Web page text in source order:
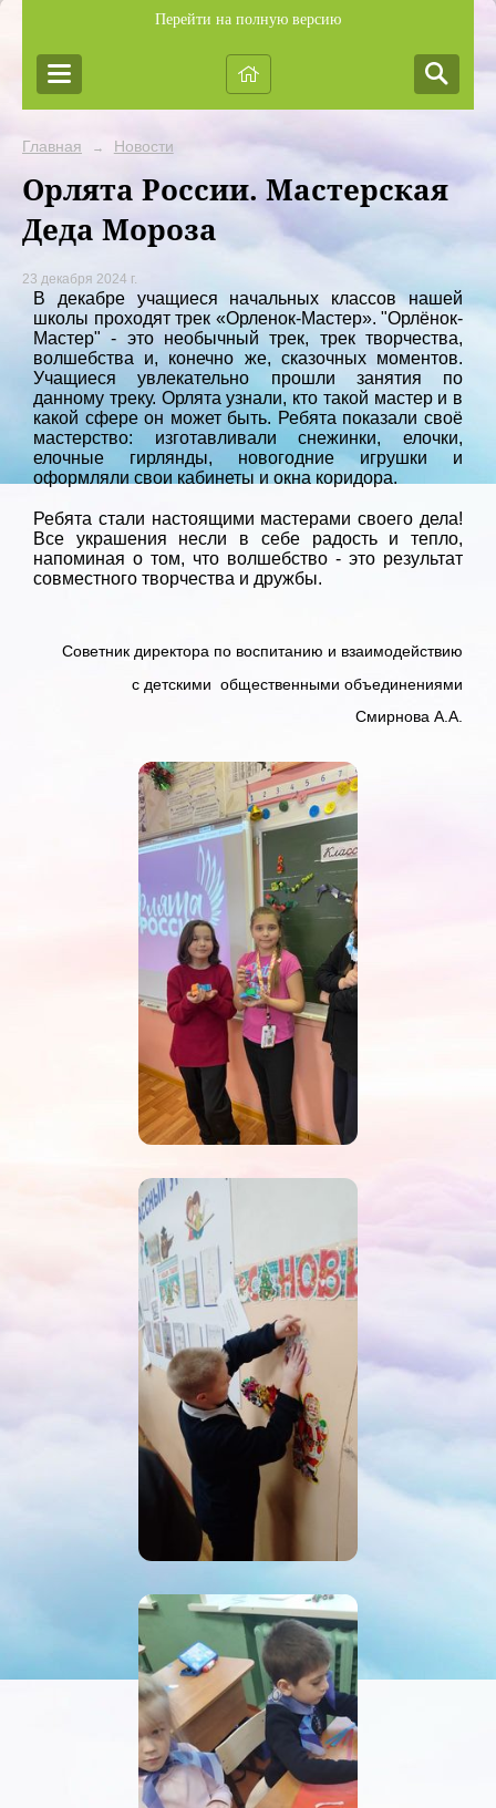
Перейти на полную версию
Главная → Новости
Орлята России. Мастерская
Деда Мороза
23 декабря 2024 г.
В декабре учащиеся начальных классов нашей
школы проходят трек «Орленок-Мастер». "Орлёнок-
Мастер" - это необычный трек, трек творчества,
волшебства и, конечно же, сказочных моментов.
Учащиеся увлекательно прошли занятия по
данному треку. Орлята узнали, кто такой мастер и в
какой сфере он может быть. Ребята показали своё
мастерство: изготавливали снежинки, елочки,
елочные гирлянды, новогодние игрушки и
оформляли свои кабинеты и окна коридора.
Ребята стали настоящими мастерами своего дела!
Все украшения несли в себе радость и тепло,
напоминая о том, что волшебство - это результат
совместного творчества и дружбы.
Советник директора по воспитанию и взаимодействию
с детскими общественными объединениями
Смирнова А.А.